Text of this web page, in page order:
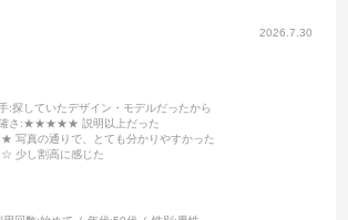
2026.7.30
:探していたデザイン・モデルだったから
さ :★★★★★ 説明以上だった
真の通りで、とても分かりやすかった
し割高に感じた